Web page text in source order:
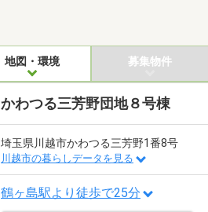
地図・環境 募集物件
かわつる三芳野団地８号棟
埼玉県川越市かわつる三芳野1番8号
川越市の暮らしデータを見る
鶴ヶ島駅より徒歩で25分